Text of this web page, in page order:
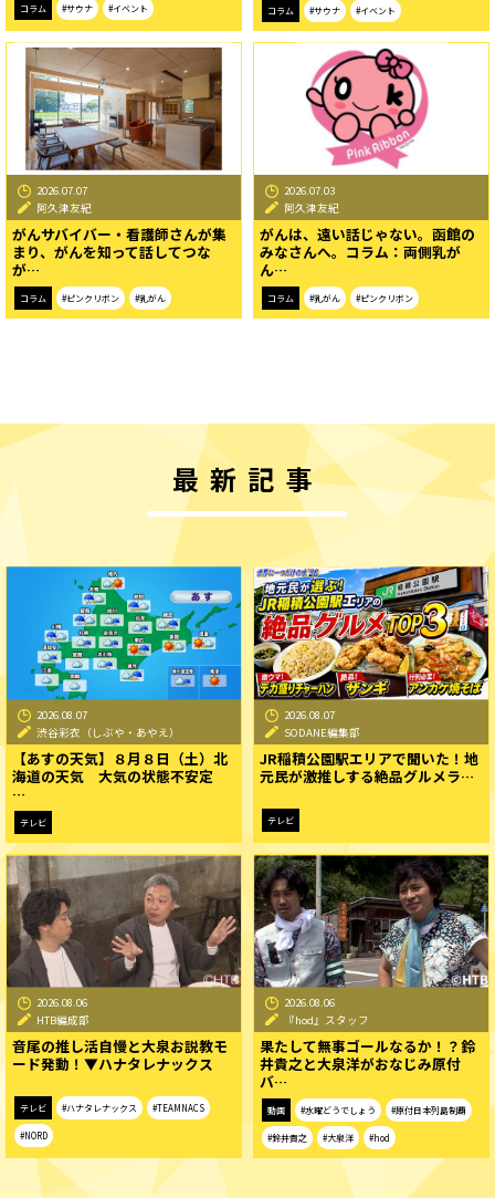
コラム #サウナ #イベント コラム #サウナ #イベント
2026.07.07
阿久津友紀
がんサバイバー・看護師さんが集
まり、がんを知って話してつな
が…
コラム #ピンクリボン #乳がん
2026.07.03
阿久津友紀
がんは、遠い話じゃない。函館の
みなさんへ。コラム：両側乳が
ん…
コラム #乳がん #ピンクリボン
最新記事
2026.08.07
渋谷彩衣（しぶや・あやえ）
【あすの天気】８月８日（土）北
海道の天気 大気の状態不安定
…
テレビ
2026.08.07
SODANE編集部
JR稲積公園駅エリアで聞いた！地
元民が激推しする絶品グルメラ…
テレビ
2026.08.06
HTB編成部
音尾の推し活自慢と大泉お説教モ
ード発動！▼ハナタレナックス
テレビ #ハナタレナックス #TEAMNACS
#NORD
2026.08.06
『hod』スタッフ
果たして無事ゴールなるか！？鈴
井貴之と大泉洋がおなじみ原付
バ…
動画 #水曜どうでしょう #原付日本列島制覇
#鈴井貴之 #大泉洋 #hod